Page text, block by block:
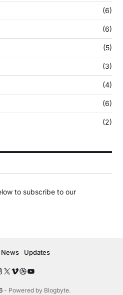
(6)
(6)
(5)
(3)
(4)
(6)
(2)
to subscribe to our
- Powered by Blogbyte.
News Updates